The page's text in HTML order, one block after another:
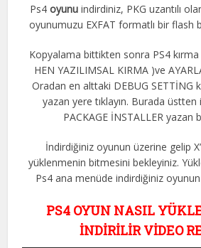
Ps4 oyunuindirdiniz, PKG uzantılı
oyunumuzu EXFAT formatlı bir flash
Kopyalama bittikten sonra PS4 kırma
HEN YAZILIMSAL KIRMA )ve
Oradan en alttaki DEBUG SETTİNG
yazan yere tıklayın. Burada
PACKAGE İNSTALLER yazan
İndirdiğiniz oyunun üzerine gelip
yüklenmenin bitmesini bekleyiniz.
Ps4 ana menüde indirdiğiniz
PS4 OYUN NASIL
İNDİRİLİR VİDEO